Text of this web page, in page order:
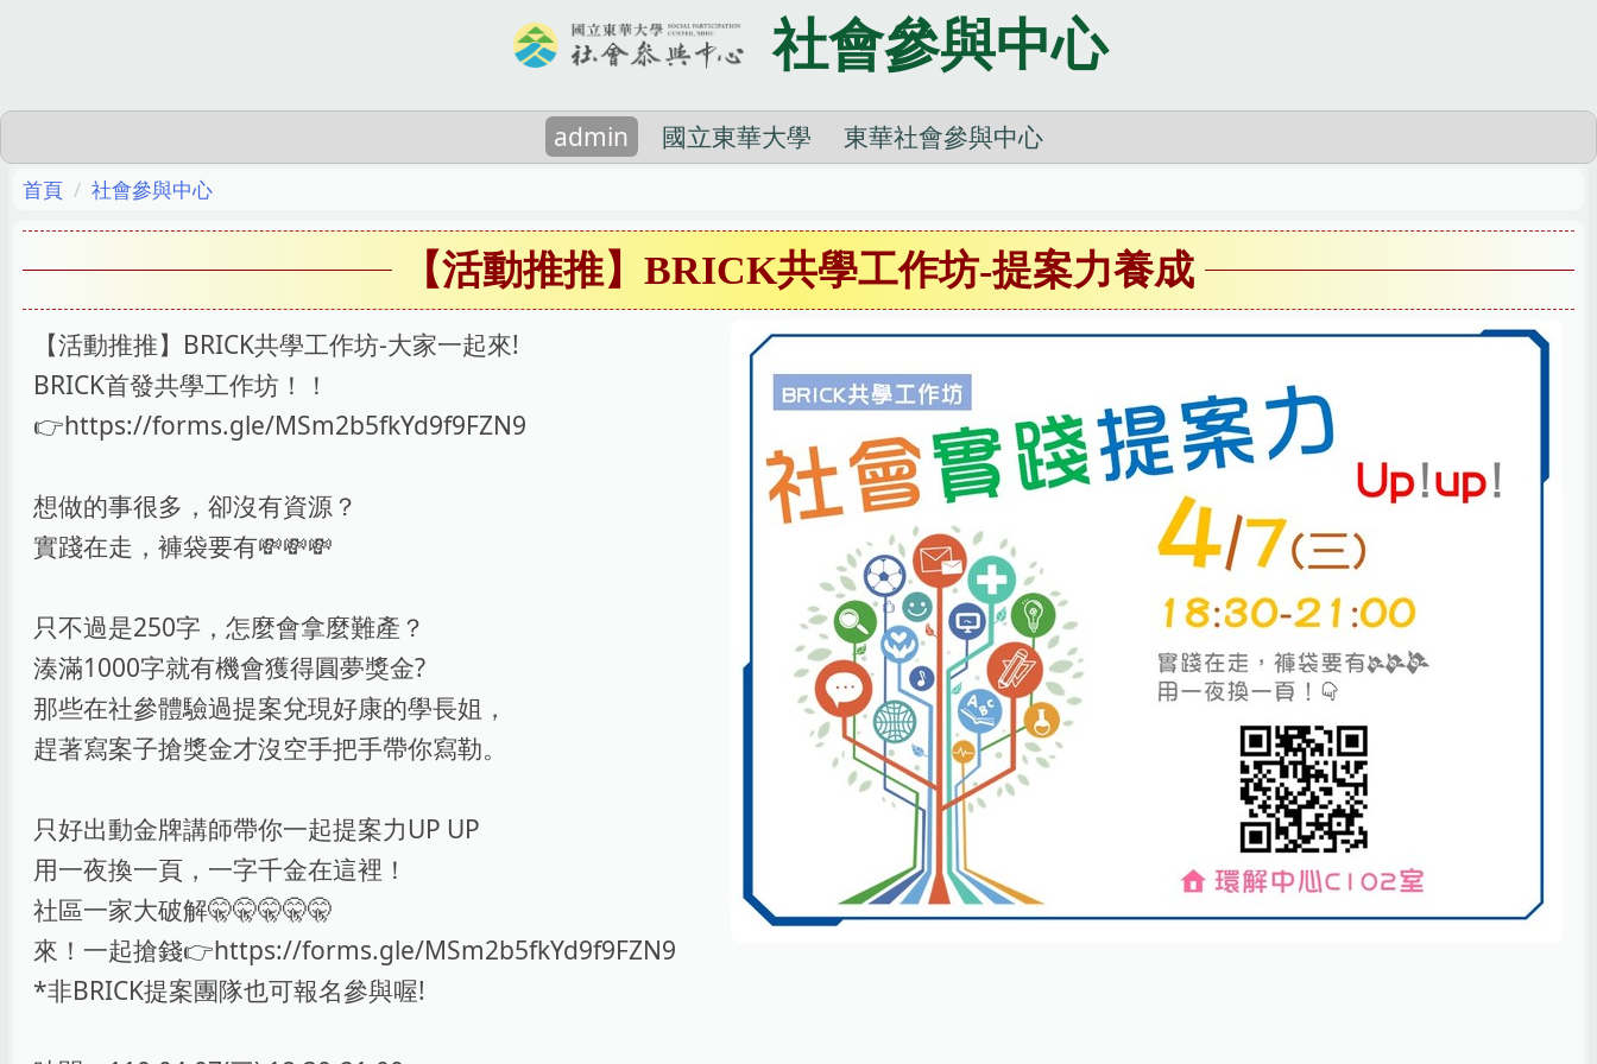
要
容
社會參與中心
admin 國立東華大學 東華社會參與中心
首頁 社會參與中心
【活動推推】BRICK共學工作坊-提案力養成
【活動推推】BRICK共學工作坊-大家一起來!
BRICK首發共學工作坊！！
👉https://forms.gle/MSm2b5fkYd9f9FZN9
想做的事很多，卻沒有資源？
實踐在走，褲袋要有💸💸💸
只不過是250字，怎麼會拿麼難產？
湊滿1000字就有機會獲得圓夢獎金?
那些在社參體驗過提案兌現好康的學長姐，
趕著寫案子搶獎金才沒空手把手帶你寫勒。
只好出動金牌講師帶你一起提案力UP UP
用一夜換一頁，一字千金在這裡！
社區一家大破解🤫🤫🤫🤫🤫
來！一起搶錢👉https://forms.gle/MSm2b5fkYd9f9FZN9
*非BRICK提案團隊也可報名參與喔!